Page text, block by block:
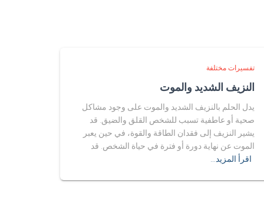
تفسيرات مختلفة
النزيف الشديد والموت
يدل الحلم بالنزيف الشديد والموت على وجود مشاكل
صحية أو عاطفية تسبب للشخص القلق والضيق. قد
يشير النزيف إلى فقدان الطاقة والقوة، في حين يعبر
الموت عن نهاية دورة أو فترة في حياة الشخص. قد
اقرأ المزيد…